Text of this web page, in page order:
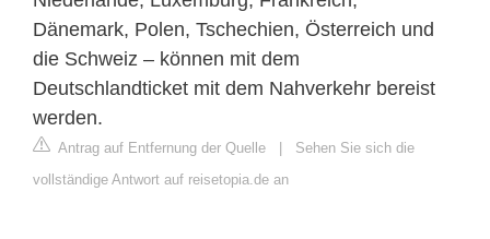
Dänemark, Polen, Tschechien, Österreich und
die Schweiz – können mit dem
Deutschlandticket mit dem Nahverkehr bereist
werden.
Antrag auf Entfernung der Quelle | Sehen Sie sich die
vollständige Antwort auf reisetopia.de an